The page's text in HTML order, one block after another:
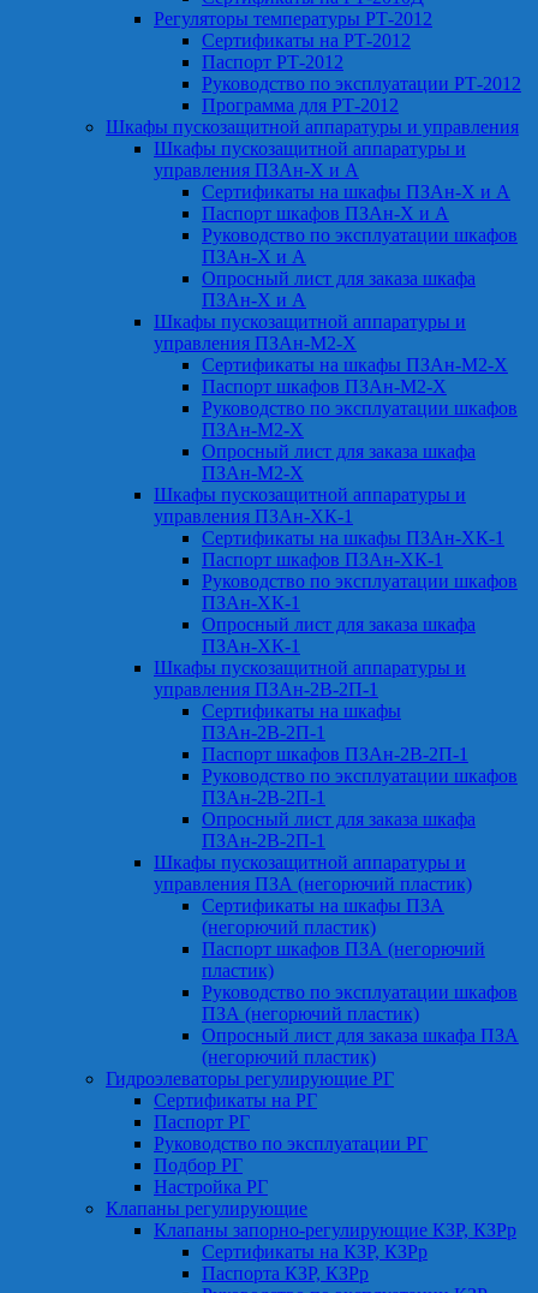
Регуляторы температуры РТ-2012
Сертификаты на РТ-2012
Паспорт РТ-2012
Руководство по эксплуатации РТ-2012
Программа для РТ-2012
Шкафы пускозащитной аппаратуры и управления
Шкафы пускозащитной аппаратуры и
управления ПЗАн-Х и А
Сертификаты на шкафы ПЗАн-Х и А
Паспорт шкафов ПЗАн-Х и А
Руководство по эксплуатации шкафов
ПЗАн-Х и А
Опросный лист для заказа шкафа
ПЗАн-Х и А
Шкафы пускозащитной аппаратуры и
управления ПЗАн-М2-Х
Сертификаты на шкафы ПЗАн-М2-Х
Паспорт шкафов ПЗАн-М2-Х
Руководство по эксплуатации шкафов
ПЗАн-М2-Х
Опросный лист для заказа шкафа
ПЗАн-М2-Х
Шкафы пускозащитной аппаратуры и
управления ПЗАн-ХК-1
Сертификаты на шкафы ПЗАн-ХК-1
Паспорт шкафов ПЗАн-ХК-1
Руководство по эксплуатации шкафов
ПЗАн-ХК-1
Опросный лист для заказа шкафа
ПЗАн-ХК-1
Шкафы пускозащитной аппаратуры и
управления ПЗАн-2В-2П-1
Сертификаты на шкафы
ПЗАн-2В-2П-1
Паспорт шкафов ПЗАн-2В-2П-1
Руководство по эксплуатации шкафов
ПЗАн-2В-2П-1
Опросный лист для заказа шкафа
ПЗАн-2В-2П-1
Шкафы пускозащитной аппаратуры и
управления ПЗА (негорючий пластик)
Сертификаты на шкафы ПЗА
(негорючий пластик)
Паспорт шкафов ПЗА (негорючий
пластик)
Руководство по эксплуатации шкафов
ПЗА (негорючий пластик)
Опросный лист для заказа шкафа ПЗА
(негорючий пластик)
Гидроэлеваторы регулирующие РГ
Сертификаты на РГ
Паспорт РГ
Руководство по эксплуатации РГ
Подбор РГ
Настройка РГ
Клапаны регулирующие
Клапаны запорно-регулирующие КЗР, КЗРр
Сертификаты на КЗР, КЗРр
Паспорта КЗР, КЗРр